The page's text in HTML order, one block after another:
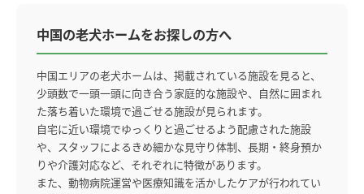
中国の老犬ホームをお探しの方へ
中国エリアの老犬ホームは、掲載されている施設を見ると、
少頭数で一頭一頭に向き合う家庭的な施設や、自然に囲まれ
た落ち着いた環境で過ごせる施設が見られます。
自宅に近い環境でゆっくりと過ごせるよう配慮された施設
や、スタッフによるきめ細かな見守り体制、長期・終身預か
りや介護対応など、それぞれに特徴があります。
また、動物病院運営や医療知識を活かしたケアが行われてい